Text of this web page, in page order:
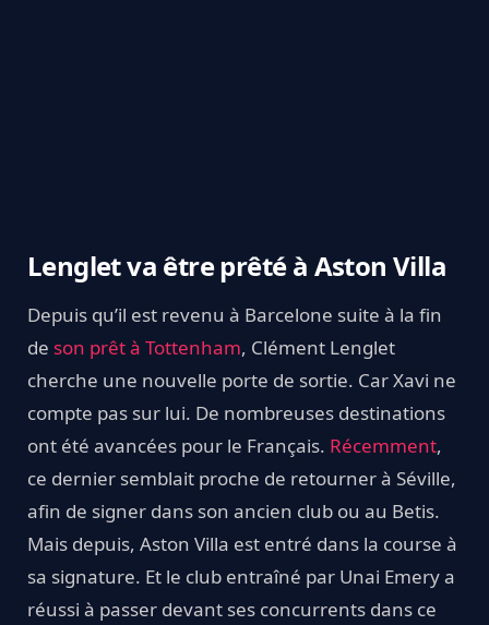
Lenglet va être prêté à Aston Villa
Depuis qu’il est revenu à Barcelone suite à la fin
de son prêt à Tottenham, Clément Lenglet
cherche une nouvelle porte de sortie. Car Xavi ne
compte pas sur lui. De nombreuses destinations
ont été avancées pour le Français. Récemment,
ce dernier semblait proche de retourner à Séville,
afin de signer dans son ancien club ou au Betis.
Mais depuis, Aston Villa est entré dans la course à
sa signature. Et le club entraîné par Unai Emery a
réussi à passer devant ses concurrents dans ce